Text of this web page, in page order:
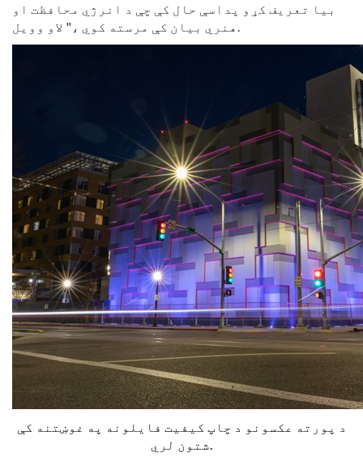
بیا تعریف کړو پداسې حال کې چې د انرژي محافظت او
هنري بیان کې مرسته کوي ،" لاو وویل.
د پورته عکسونو د چاپ کیفیت فایلونه په غوښتنه کې
شتون لري.